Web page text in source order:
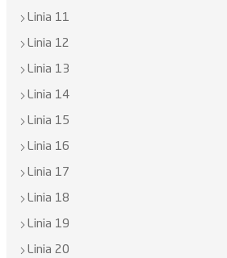
Linia 11
Linia 12
Linia 13
Linia 14
Linia 15
Linia 16
Linia 17
Linia 18
Linia 19
Linia 20